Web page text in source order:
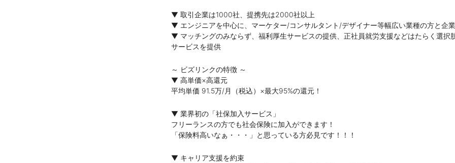
▼ 取引企業は1000社、提携先は2000社以上
▼ エンジニアを中心に、マーケター/コンサルタント/デザイナー等幅広い業種の方と企
▼ マッチングのみならず、福利厚生サービスの提供、正社員就労支援などはたらく選択
サービスを提供
～ ビズリンクの特徴 ～
▼ 高単価×高還元
平均単価 91.5万/月（税込）×最大95%の還元！
▼ 業界初の「社保加入サービス」
フリーランスの方でも社会保険に加入ができます！
「保険料高いなぁ・・・」と思っている方必見です！！！
▼ キャリア支援を約束